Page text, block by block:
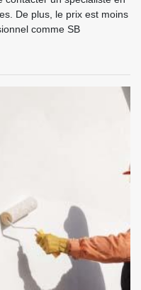
De plus, le prix est moins
comme SB